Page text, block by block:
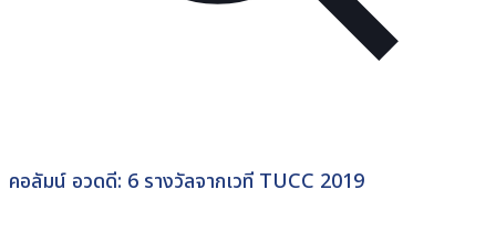
คอลัมน์ อวดดี: 6 รางวัลจากเวที TUCC 2019